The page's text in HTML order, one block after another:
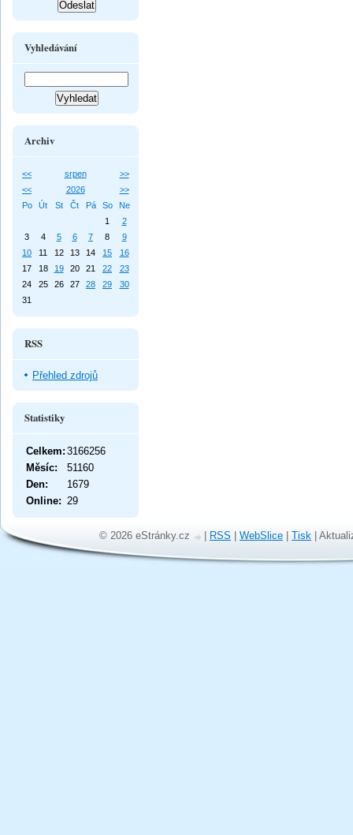
Vyhledávání
Archiv
<< srpen
>>
<<
2026
>>
Po
Út St Čt Pá So
Ne
1
2
3
4 5 6 7 8
9
10
11 12 13 14 15
16
17
18 19 20 21 22
23
24
25 26 27 28 29
30
31
RSS
Přehled zdrojů
Statistiky
Online: 29
Celkem: 3166256
Měsíc:
51160
Den:
1679
© 2026 eStránky.cz | RSS | WebSlice | Tisk |